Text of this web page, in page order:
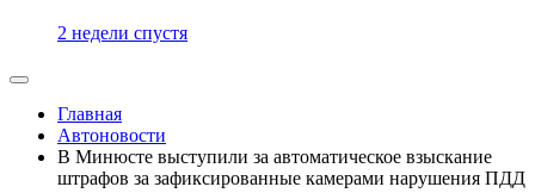
2 недели спустя
Главная
Автоновости
В Минюсте выступили за автоматическое взыскание
штрафов за зафиксированные камерами нарушения ПДД